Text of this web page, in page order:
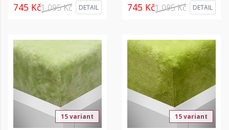
745 Kč1 095 Kč DETAIL 745 Kč1 095 Kč DETAIL
15 variant 15 variant